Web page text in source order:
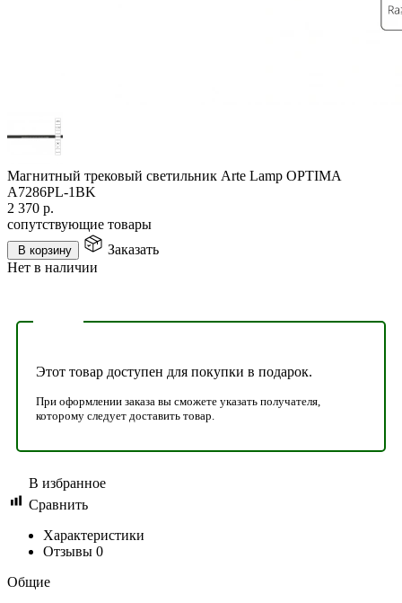
Магнитный трековый светильник Arte Lamp OPTIMA
A7286PL-1BK
2 370 р.
сопутствующие товары
В корзину
Заказать
Нет в наличии
Этот товар доступен для покупки в подарок.
При оформлении заказа вы сможете указать получателя,
которому следует доставить товар.
В избранное
Сравнить
Характеристики
Отзывы 0
Общие